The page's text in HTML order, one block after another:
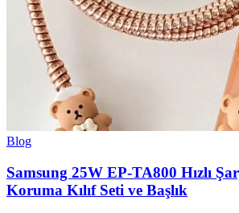
Blog
Samsung 25W EP-TA800 Hızlı
Koruma Kılıf Seti ve Başlık